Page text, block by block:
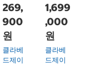
269,
900
원
클라베
드제이
1,699
,000
원
클라베
드제이